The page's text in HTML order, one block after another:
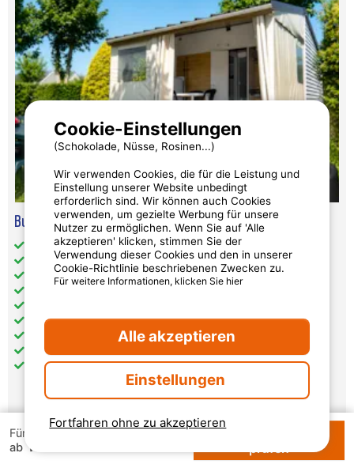
Für 1 Woche
ab 112 €
Verfügbarkeiten
prüfen
Bungalow Aus Halbzelt - 2 Schlafzimmer
Gesamt-Wohnfläche (in m²): 20
Barrierefreier Zugang: nein
getrennte Schlafzimmer: 2
weitere Schlafgelegenheiten: 0
Heizung
Gemeinschafts-WLAN
Haustiere nicht erlaubt
Keine Sanitäranlagen (weder WC, noch Bad)
Fortfahren ohne zu akzeptieren
Cookie-Einstellungen
(Schokolade, Nüsse, Rosinen...)
Wir verwenden Cookies, die für die Leistung und
Einstellung unserer Website unbedingt
erforderlich sind. Wir können auch Cookies
verwenden, um gezielte Werbung für unsere
Nutzer zu ermöglichen. Wenn Sie auf 'Alle
akzeptieren' klicken, stimmen Sie der
Verwendung dieser Cookies und den in unserer
Cookie-Richtlinie beschriebenen Zwecken zu.
Für weitere Informationen, klicken Sie hier
Alle akzeptieren
Einstellungen